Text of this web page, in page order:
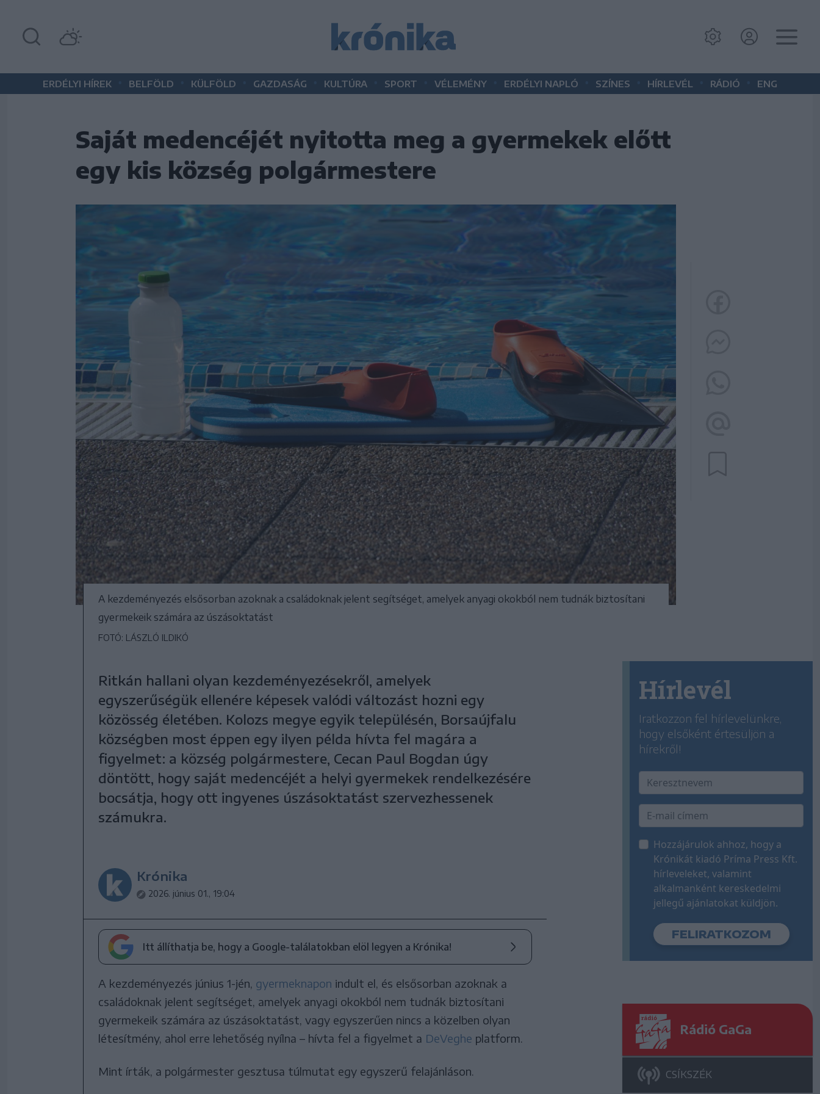
ERDÉLYI HÍREK BELFÖLD KÜLFÖLD GAZDASÁG KULTÚRA SPORT VÉLEMÉNY ERDÉLYI NAPLÓ SZÍNES HÍRLEVÉL RÁDIÓ ENG
Saját medencéjét nyitotta meg a gyermekek előtt
egy kis község polgármestere
A kezdeményezés elsősorban azoknak a családoknak jelent segítséget, amelyek anyagi okokból nem tudnák biztosítani
gyermekeik számára az úszásoktatást
FOTÓ: LÁSZLÓ ILDIKÓ
Ritkán hallani olyan kezdeményezésekről, amelyek
egyszerűségük ellenére képesek valódi változást hozni egy
közösség életében. Kolozs megye egyik településén, Borsaújfalu
községben most éppen egy ilyen példa hívta fel magára a
figyelmet: a község polgármestere, Cecan Paul Bogdan úgy
döntött, hogy saját medencéjét a helyi gyermekek rendelkezésére
bocsátja, hogy ott ingyenes úszásoktatást szervezhessenek
számukra.
Krónika
2026. június 01., 19:04
Itt állíthatja be, hogy a Google-találatokban elöl legyen a Krónika!
A kezdeményezés június 1-jén, gyermeknapon indult el, és elsősorban azoknak a
családoknak jelent segítséget, amelyek anyagi okokból nem tudnák biztosítani
gyermekeik számára az úszásoktatást, vagy egyszerűen nincs a közelben olyan
létesítmény, ahol erre lehetőség nyílna – hívta fel a figyelmet a DeVeghe platform.
Mint írták, a polgármester gesztusa túlmutat egy egyszerű felajánláson.
Hírlevél
Iratkozzon fel hírlevelünkre,
hogy elsőként értesüljön a
hírekről!
Hozzájárulok ahhoz, hogy a
Krónikát kiadó Príma Press Kft.
hírleveleket, valamint
alkalmanként kereskedelmi
jellegű ajánlatokat küldjön.
Rádió GaGa
CSÍKSZÉK